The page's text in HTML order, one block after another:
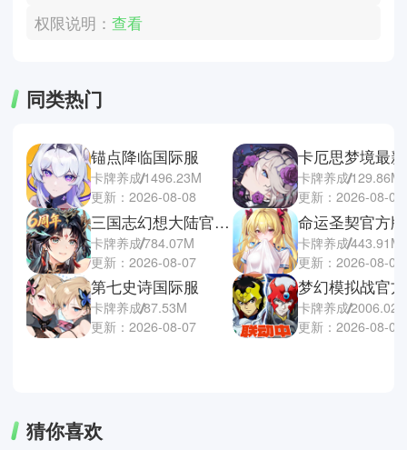
权限说明：查看
同类热门
锚点降临国际服
卡牌养成1496.23M
更新：2026-08-08
三国志幻想大陆官方正版
卡牌养成784.07M
更新：2026-08-07
第七史诗国际服
卡牌养成87.53M
更新：2026-08-07
卡厄思梦境最
卡牌养成129.86M
更新：2026-08-07
命运圣契官方版
卡牌养成443.91M
更新：2026-08-06
梦幻模拟战官
卡牌养成
更新：2026-08-06
猜你喜欢